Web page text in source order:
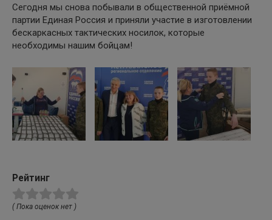
Сегодня мы снова побывали в общественной приёмной
партии Единая Россия и приняли участие в изготовлении
бескаркасных тактических носилок, которые
необходимы нашим бойцам!
Рейтинг
( Пока оценок нет )